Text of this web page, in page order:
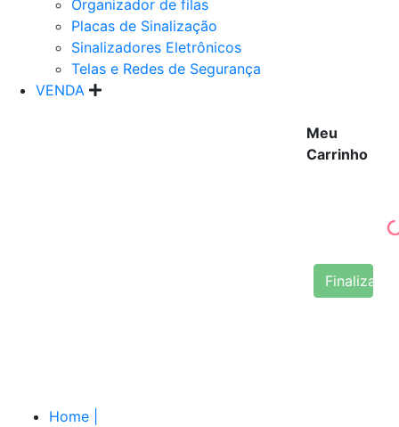
Organizador de filas
Placas de Sinalização
Sinalizadores Eletrônicos
Telas e Redes de Segurança
VENDA
Meu
Carrinho
Finalizar
Home